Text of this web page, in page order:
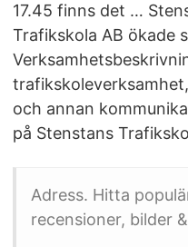
17.45 finns det …
Trafikskola AB ökade
och annan
på Stenstans
Adress. Hitta
recensioner, bilder